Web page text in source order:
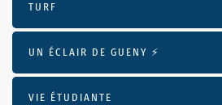
TURF
UN ÉCLAIR DE GUENY ⚡️
VIE ÉTUDIANTE